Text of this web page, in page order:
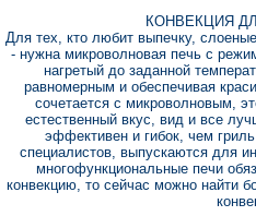
КОНВЕКЦИЯ
Для тех, кто любит выпечку,
- нужна микроволновая печь с
нагретый до заданной
равномерным и обеспечивая
сочетается с микроволновым,
естественный вкус, вид и все
эффективен и гибок, чем
специалистов, выпускаются для
многофункциональные печи
конвекцию, то сейчас можно найти